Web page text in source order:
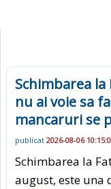
Schimbarea la
nu ai voie sa
mancaruri se
publicat 2026-08-06
Schimbarea la
august, este una